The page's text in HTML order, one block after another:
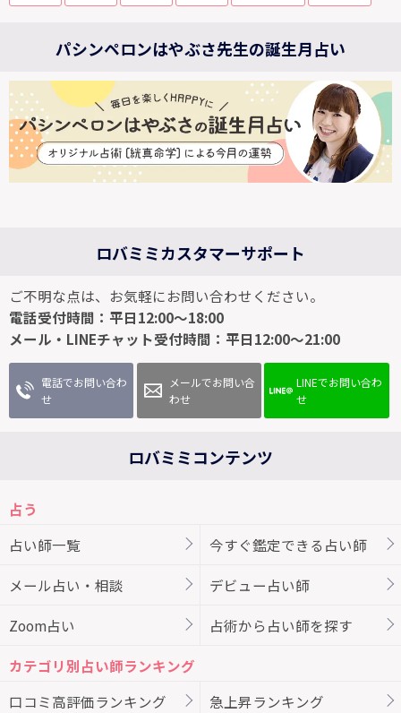
パシンペロンはやぶさ先生の誕生月占い
ロバミミカスタマーサポート
ご不明な点は、お気軽にお問い合わせください。
電話受付時間：平日12:00～18:00
メール・LINEチャット受付時間：平日12:00～21:00
電話でお問い合わ
せ
メールでお問い合
わせ
LINEでお問い合わ
せ
ロバミミコンテンツ
占う
占い師一覧
今すぐ鑑定できる占い師
メール占い・相談 デビュー占い師
Zoom占い 占術から占い師を探す
カテゴリ別占い師ランキング
口コミ高評価ランキング
急上昇ランキング